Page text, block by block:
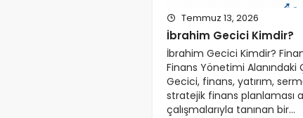
Temmuz 13, 2026
İbrahim Gecici Kimdir?
İbrahim Gecici Kimdir?
Finans Yönetimi Alanındaki
Gecici, finans, yatırım,
stratejik finans planlaması
çalışmalarıyla tanınan bir…